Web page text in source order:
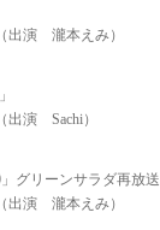
演 瀧本えみ）
演 Sachi）
グリーンサラダ再放送
演 瀧本えみ）